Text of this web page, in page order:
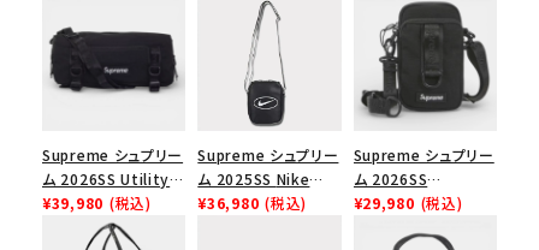
Supreme シュプリー
ム 2026SS Utility
Bag ユーティリティ
バッグ ブラック
¥39,980 (税込)
Supreme シュプリー
ム 2025SS Nike
Leather Shoulder
¥36,980 (税込)
Supreme シュプリー
ム 2026SS
Shoulder Bag ショ
¥29,980 (税込)